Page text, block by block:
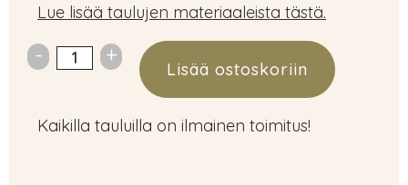
Lue lisää taulujen materiaaleista tästä.
Lisää ostoskoriin
Kaikilla tauluilla on ilmainen toimitus!